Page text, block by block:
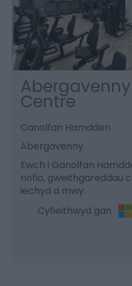
Centre
Canolfan Hamdden
Abergavenny
Ewch i Ganolfan
nofio, gweithgareddau
iechyd a mwy.
Cyfieithwyd gan